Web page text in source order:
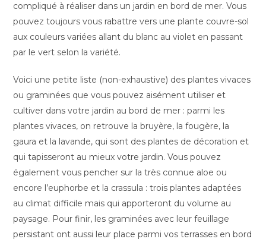
compliqué à réaliser dans un jardin en bord de mer. Vous
pouvez toujours vous rabattre vers une plante couvre-sol
aux couleurs variées allant du blanc au violet en passant
par le vert selon la variété.
Voici une petite liste (non-exhaustive) des plantes vivaces
ou graminées que vous pouvez aisément utiliser et
cultiver dans votre jardin au bord de mer : parmi les
plantes vivaces, on retrouve la bruyère, la fougère, la
gaura et la lavande, qui sont des plantes de décoration et
qui tapisseront au mieux votre jardin. Vous pouvez
également vous pencher sur la très connue aloe ou
encore l’euphorbe et la crassula : trois plantes adaptées
au climat difficile mais qui apporteront du volume au
paysage. Pour finir, les graminées avec leur feuillage
persistant ont aussi leur place parmi vos terrasses en bord